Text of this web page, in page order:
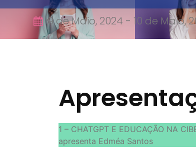
9 de Maio, 2024 - 10 de Maio,
1 – CHATGPT E EDUCAÇÃO NA
apresenta Edméa Santos